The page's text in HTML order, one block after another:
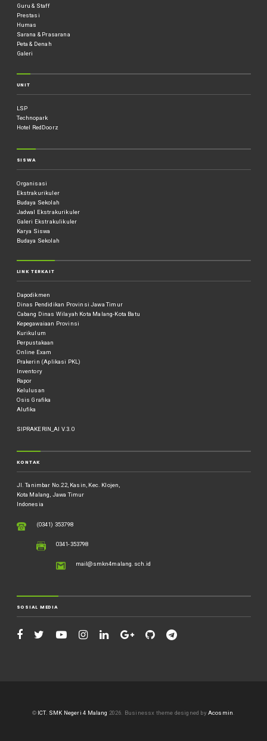
Guru & Staff
Prestasi
Humas
Sarana & Prasarana
Peta & Denah
Galeri
UNIT
LSP
Technopark
Hotel RedDoorz
SISWA
Organisasi
Ekstrakurikuler
Budaya Sekolah
Jadwal Ekstrakurikuler
Galeri Ekstrakulikuler
Karya Siswa
Budaya Sekolah
LINK TERKAIT
Dapodikmen
Dinas Pendidikan Provinsi Jawa Timur
Cabang Dinas Wilayah Kota Malang-Kota Batu
Kepegawaiaan Provinsi
Kurikulum
Perpustakaan
Online Exam
Prakerin (Aplikasi PKL)
Inventory
Rapor
Kelulusan
Osis Grafika
Alufika
SIPRAKERIN_AI V.3.0
KONTAK
Jl. Tanimbar No.22, Kasin, Kec. Klojen,
Kota Malang, Jawa Timur
Indonesia
(0341) 353798
0341-353798
mail@smkn4malang.sch.id
SOSIAL MEDIA
© ICT. SMK Negeri 4 Malang 2026. Businessx theme designed byAcosmin.